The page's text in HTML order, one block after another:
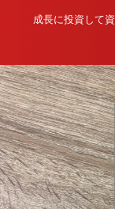
成長に投資して